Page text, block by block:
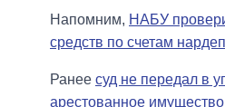
Напомним, НАБУ
средств по счетам
Ранее суд не передал в
арестованное